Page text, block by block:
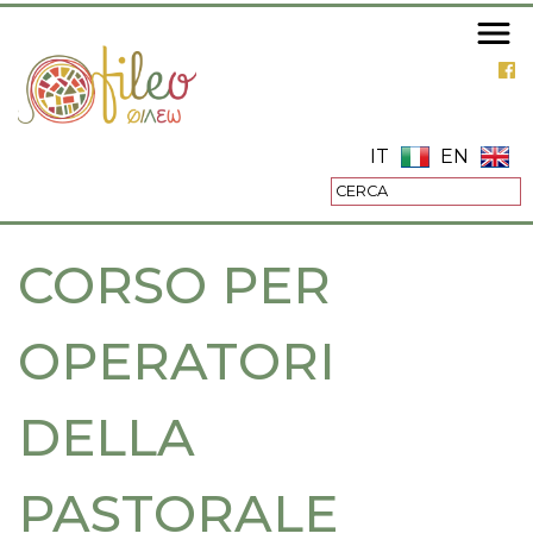
IT EN
CORSO PER
OPERATORI
DELLA
PASTORALE